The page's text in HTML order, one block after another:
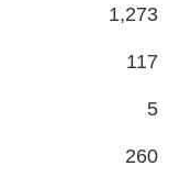
1,273
117
5
260